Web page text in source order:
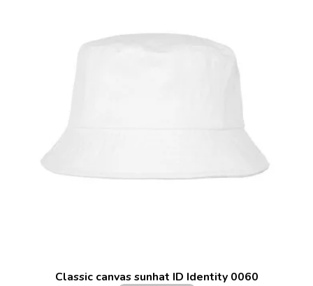
Classic canvas sunhat ID Identity 0060